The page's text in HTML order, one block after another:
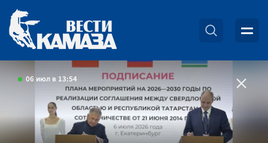
06 июл в 13:54